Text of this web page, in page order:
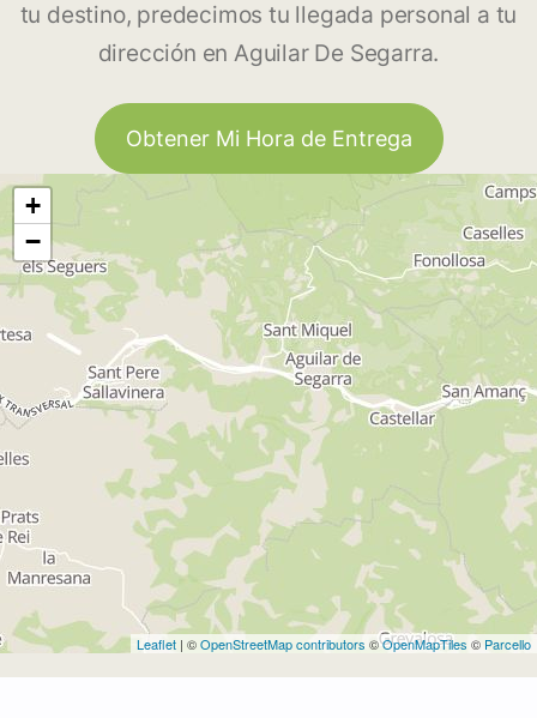
tu destino, predecimos tu llegada personal a tu
dirección en Aguilar De Segarra.
Obtener Mi Hora de Entrega
+
−
Leaflet | ©OpenStreetMap contributors ©OpenMapTiles © Parcello